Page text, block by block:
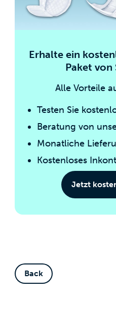
Erhalte ein
Paket von
Alle Vorteile
Testen Sie
Beratung von
Monatliche
Kostenloses
Jetzt
Back